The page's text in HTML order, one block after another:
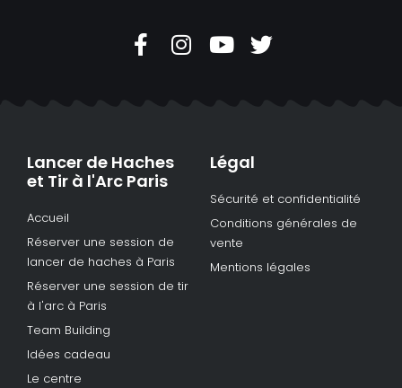
Lancer de Haches
et Tir à l'Arc Paris
Accueil
Réserver une session de
lancer de haches à Paris
Réserver une session de tir
à l'arc à Paris
Team Building
Idées cadeau
Le centre
Légal
Sécurité et confidentialité
Conditions générales de
vente
Mentions légales